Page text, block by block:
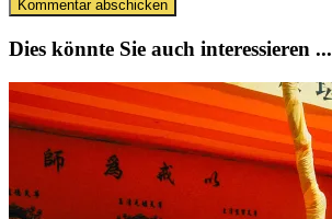
Dies könnte Sie auch interessieren ...